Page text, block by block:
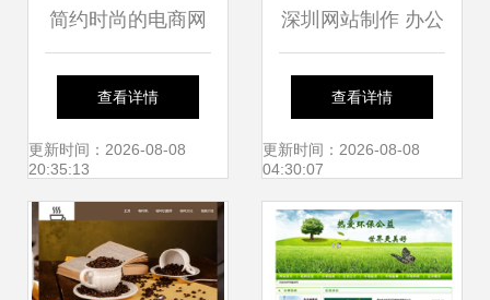
简约时尚的电商网
页设计模板 打造高
质量视觉体验
查看详情
更新时间：2026-08-08
20:35:13
深圳网站制作 办公
用品展示版网页设
计制作崭新诠释
查看详情
更新时间：2026-08-08
04:30:07